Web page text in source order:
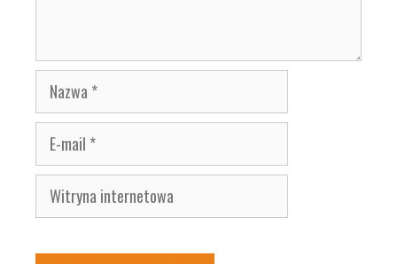
Nazwa
E-
mail
Witryna
internetowa